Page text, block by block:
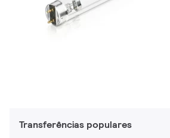
Transferências populares